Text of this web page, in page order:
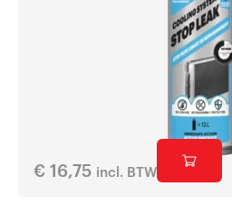
€ 16,75 incl. BTW